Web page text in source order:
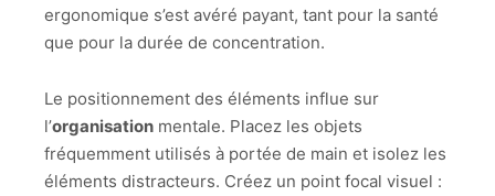
ergonomique s’est avéré payant, tant pour la santé
que pour la durée de concentration.
Le positionnement des éléments influe sur
l’organisation mentale. Placez les objets
fréquemment utilisés à portée de main et isolez les
éléments distracteurs. Créez un point focal visuel :